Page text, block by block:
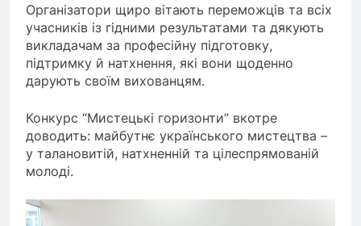
Організатори щиро вітають переможців та всіх
учасників із гідними результатами та дякують
викладачам за професійну підготовку,
підтримку й натхнення, які вони щоденно
дарують своїм вихованцям.
Конкурс “Мистецькі горизонти” вкотре
доводить: майбутнє українського мистецтва –
у талановитій, натхненній та цілеспрямованій
молоді.